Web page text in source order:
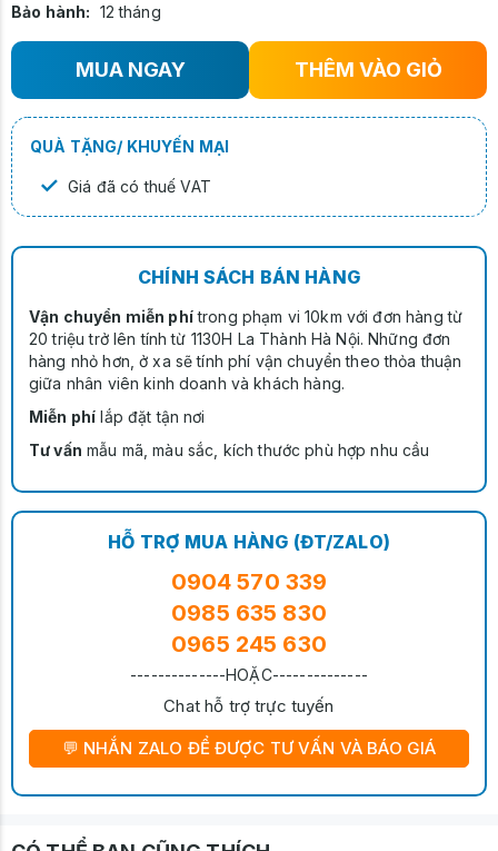
Bảo hành: 12 tháng
MUA NGAY THÊM VÀO GIỎ
QUÀ TẶNG/ KHUYẾN MẠI
✓ Giá đã có thuế VAT
CHÍNH SÁCH BÁN HÀNG
Vận chuyển miễn phítrong phạm vi 10km với đơn hàng từ
20 triệu trở lên tính từ 1130H La Thành Hà Nội. Những đơn
hàng nhỏ hơn, ở xa sẽ tính phí vận chuyển theo thỏa thuận
giữa nhân viên kinh doanh và khách hàng.
Miễn phí lắp đặt tận nơi
Tư vấn mẫu mã, màu sắc, kích thước phù hợp nhu cầu
HỖ TRỢ MUA HÀNG (ĐT/ZALO)
0904 570 339
0985 635 830
0965 245 630
--------------HOẶC--------------
Chat hỗ trợ trực tuyến
💬 NHẮN ZALO ĐỂ ĐƯỢC TƯ VẤN VÀ BÁO GIÁ